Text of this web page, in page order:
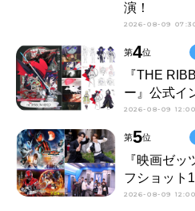
演！
2026-08-09
第4位
『THE
ー』公式イ
2026-08-09 12:00
第5位
『映画ゼ
フショット
2026-08-09 12:00